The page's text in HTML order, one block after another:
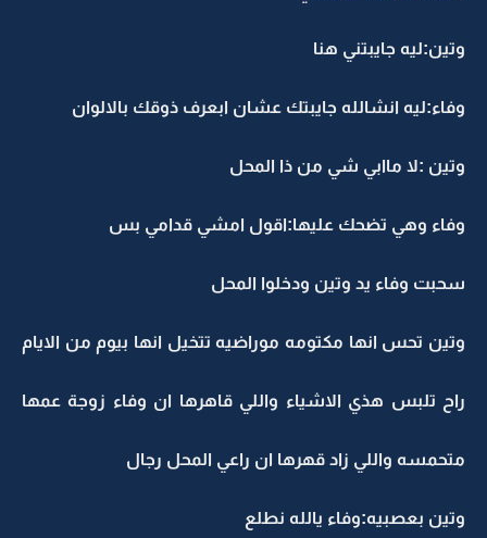
وتين:ليه جايبتني هنا
وفاء:ليه انشالله جايبتك عشان ابعرف ذوقك بالالوان
وتين :لا ماابي شي من ذا المحل
وفاء وهي تضحك عليها:اقول امشي قدامي بس
سحبت وفاء يد وتين ودخلوا المحل
وتين تحس انها مكتومه موراضيه تتخيل انها بيوم من الايام
راح تلبس هذي الاشياء واللي قاهرها ان وفاء زوجة عمها
متحمسه واللي زاد قهرها ان راعي المحل رجال
وتين بعصبيه:وفاء يالله نطلع